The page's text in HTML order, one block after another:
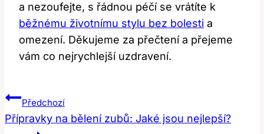
a nezoufejte, s řádnou péčí se vrátíte k
běžnému životnímu stylu bez bolesti a
omezení. Děkujeme za přečtení a přejeme
vám co nejrychlejší uzdravení.
Navigace
Pro
Předchozí
Přípravky na bělení zubů: Jaké jsou nejlepší?